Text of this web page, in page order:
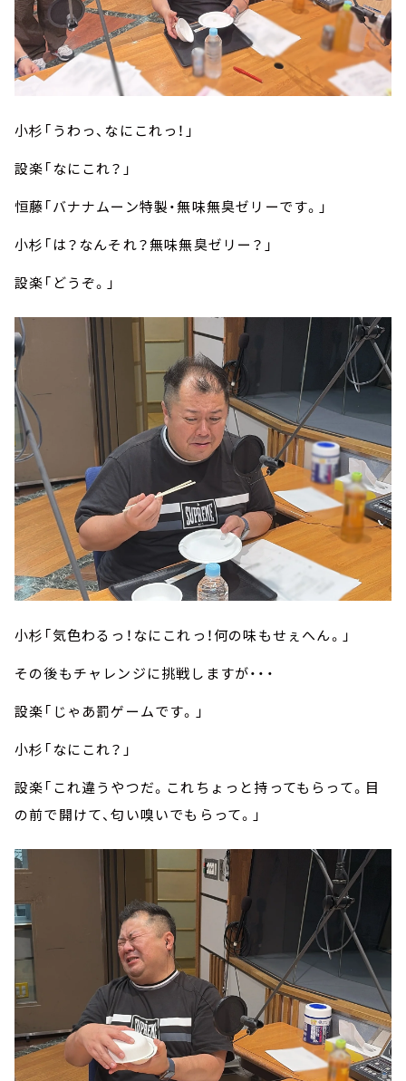
小杉「うわっ、なにこれっ！」
設楽「なにこれ？」
恒藤「バナナムーン特製・無味無臭ゼリーです。」
小杉「は？なんそれ？無味無臭ゼリー？」
設楽「どうぞ。」
小杉「気色わるっ！なにこれっ！何の味もせぇへん。」
その後もチャレンジに挑戦しますが・・・
設楽「じゃあ罰ゲームです。」
小杉「なにこれ？」
設楽「これ違うやつだ。これちょっと持ってもらって。目
の前で開けて、匂い嗅いでもらって。」